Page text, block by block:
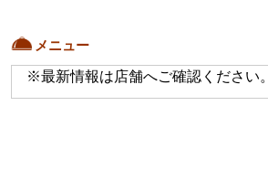
メニュー
※最新情報は店舗へご確認ください。